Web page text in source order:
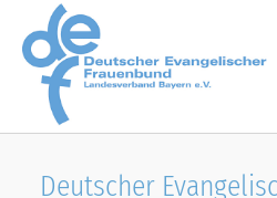
Skip to main content
Deutscher